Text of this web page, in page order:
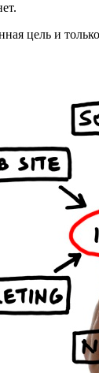
цель и